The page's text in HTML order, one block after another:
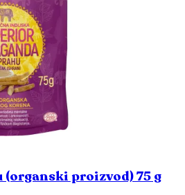
(organski proizvod) 75 g